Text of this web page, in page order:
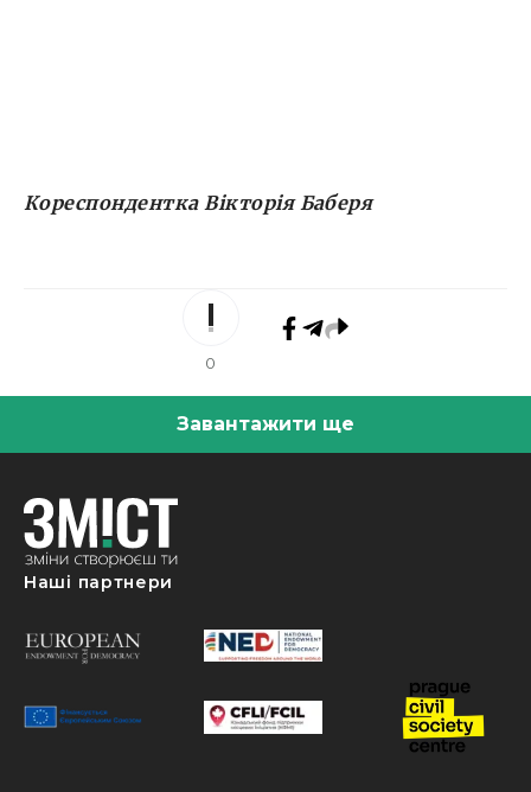
Кореспондентка Вікторія Баберя
0
Завантажити ще
Наші партнери